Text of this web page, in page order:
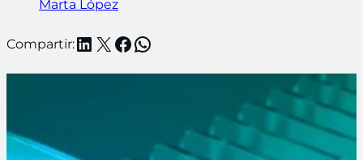
Marta López
Compartir:LinkedIn
X Facebook
WhatsApp